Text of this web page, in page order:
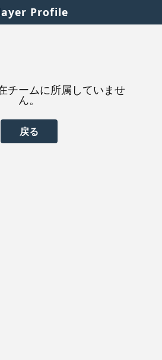
Profile
チームに所属していませ
ん。
戻る